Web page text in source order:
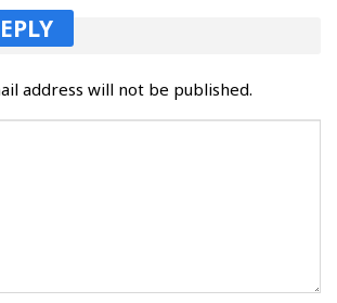
address will not be published.